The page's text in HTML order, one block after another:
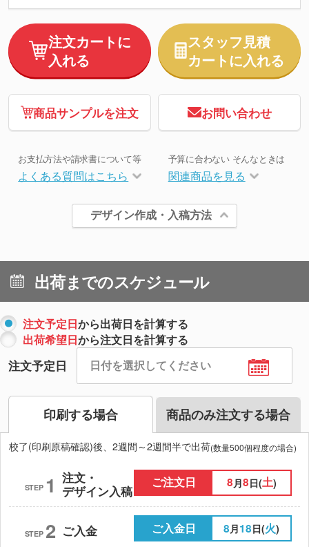
注文カートに
入れる
スタッフ見積
カートに入れる
商品サンプルを注文 お問い合わせ
お支払方法や請求書について等
よくある質問はこちら
予算に合わない そんなときは
関連商品を見る
デザイン作成・入稿方法
出荷までのスケジュール
注文予定日から出荷日を計算する
出荷希望日から注文日を計算する
注文予定日
印刷する場合 商品のみ注文する場合
校了(印刷原稿確認)後、2週間～2週間半で出荷(数量500個程度の場合)
STEP 1 注文・
デザイン入稿
ご注文日 8 月8日(土)
STEP 2 ご入金 ご入金日 8月18日(火)